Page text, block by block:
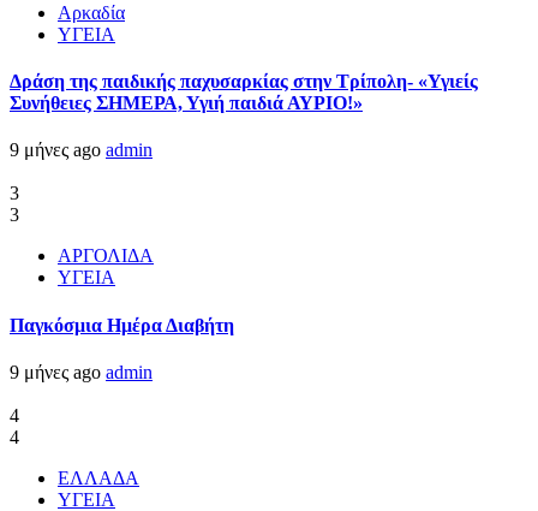
Αρκαδία
ΥΓΕΙΑ
Δράση της παιδικής παχυσαρκίας στην Τρίπολη- «Υγιείς
Συνήθειες ΣΗΜΕΡΑ, Υγιή παιδιά ΑΥΡΙΟ!»
9 μήνες ago admin
3
3
ΑΡΓΟΛΙΔΑ
ΥΓΕΙΑ
Παγκόσμια Ημέρα Διαβήτη
9 μήνες ago admin
4
4
ΕΛΛΑΔΑ
ΥΓΕΙΑ